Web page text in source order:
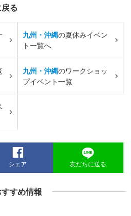
る
九州・沖縄の夏休みイベン
ト一覧へ
九州・沖縄のワークショッ
プイベント一覧
シェア 友だちに送る
すめ情報